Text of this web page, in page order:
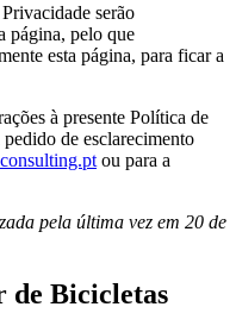
serão
página, pelo que
esta página, para ficar a
à presente Política de
de esclarecimento
ou para a
pela última vez em 20 de
de Bicicletas